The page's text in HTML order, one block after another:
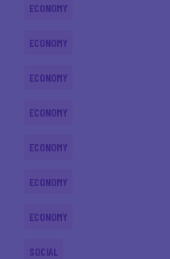
ECONOMY
ECONOMY
ECONOMY
ECONOMY
ECONOMY
ECONOMY
ECONOMY
SOCIAL